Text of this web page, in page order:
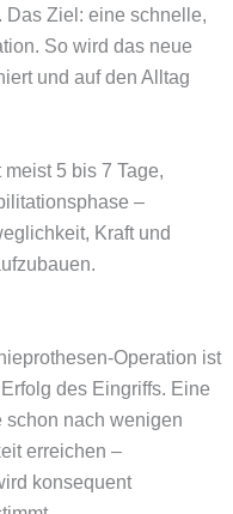
Ziel: eine schnelle,
So wird das neue
und auf den Alltag
5 bis 7 Tage,
–
Kraft und
Operation ist
des Eingriffs. Eine
schon nach wenigen
erreichen –
konsequent